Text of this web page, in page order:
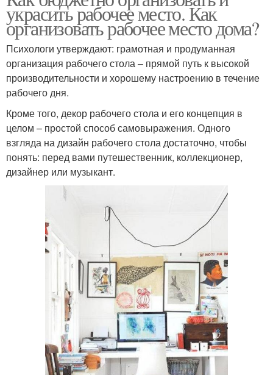
украсить рабочее место. Как
организовать рабочее место дома?
Психологи утверждают: грамотная и продуманная
организация рабочего стола – прямой путь к высокой
производительности и хорошему настроению в течение
рабочего дня.
Кроме того, декор рабочего стола и его концепция в
целом – простой способ самовыражения. Одного
взгляда на дизайн рабочего стола достаточно, чтобы
понять: перед вами путешественник, коллекционер,
дизайнер или музыкант.